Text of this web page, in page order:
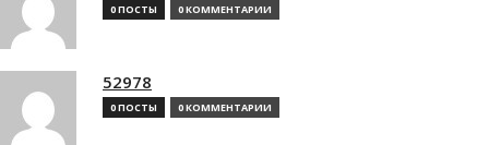
0 ПОСТЫ 0 КОММЕНТАРИИ
52978
0 ПОСТЫ 0 КОММЕНТАРИИ